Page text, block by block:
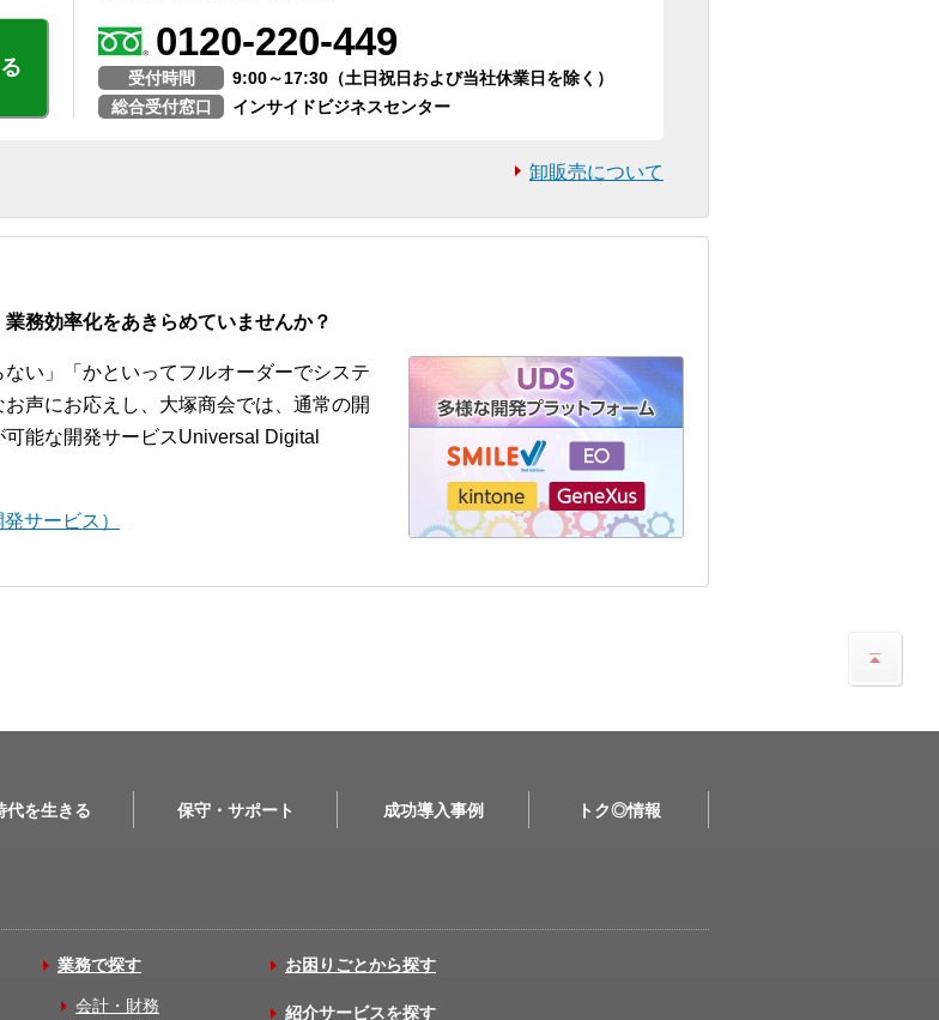
0120-220-449
受付時間
9:00～17:30（土日祝日および当社休業日を除く）
総合受付窓口
インサイドビジネスセンター
卸販売について
効率化をあきらめていませんか？
い」「かといってフルオーダーでシステ
声にお応えし、大塚商会では、通常の開
能な開発サービスUniversal Digital
サービス）
代を生きる 保守・サポート 成功導入事例 トク◎情報
業務で探す
会計・財務
お困りごとから探す
紹介サービスを探す